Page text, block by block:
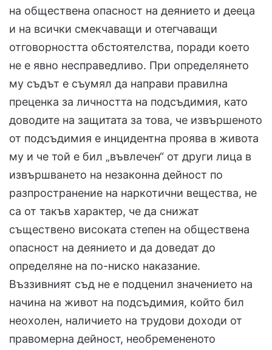
на обществена опасност на деянието и дееца
и на всички смекчаващи и отегчаващи
отговорността обстоятелства, поради което
не е явно несправедливо. При определянето
му съдът е съумял да направи правилна
преценка за личността на подсъдимия, като
доводите на защитата за това, че извършеното
от подсъдимия е инцидентна проява в живота
му и че той е бил „въвлечен“ от други лица в
извършването на незаконна дейност по
разпространение на наркотични вещества, не
са от такъв характер, че да снижат
съществено високата степен на обществена
опасност на деянието и да доведат до
определяне на по-ниско наказание.
Въззивният съд не е подценил значението на
начина на живот на подсъдимия, който бил
неохолен, наличието на трудови доходи от
правомерна дейност, необремененото